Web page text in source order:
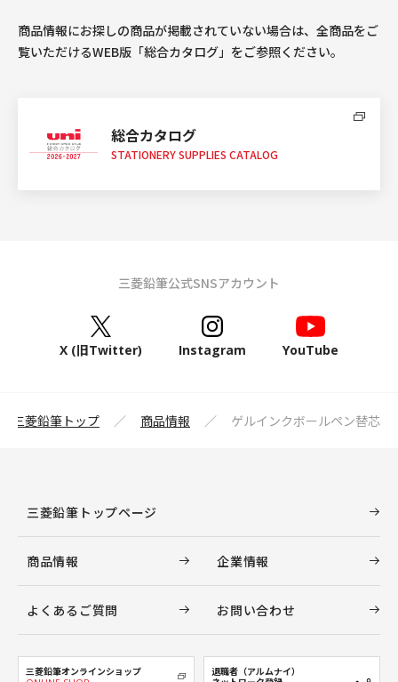
商品情報にお探しの商品が掲載されていない場合は、全商品をご
覧いただけるWEB版「総合カタログ」をご参照ください。
総合カタログ
STATIONERY SUPPLIES CATALOG
三菱鉛筆公式SNSアカウント
X (旧Twitter) Instagram YouTube
三菱鉛筆トップ 商品情報 ゲルインクボールペン替芯
三菱鉛筆トップページ
商品情報 企業情報
よくあるご質問 お問い合わせ
三菱鉛筆オンラインショップ
退職者（アルムナイ）